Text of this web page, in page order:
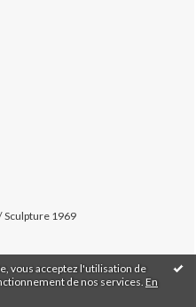
vous acceptez l'utilisation de
de nos services. En
1969